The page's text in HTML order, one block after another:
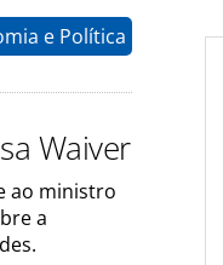
e Política
Waiver
ao ministro
a